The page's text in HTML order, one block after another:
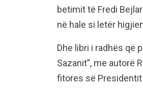
betimit të Fredi
në hale si letër
Dhe libri i radhës që
Sazanit”, me autorë
fitores së Presidentit